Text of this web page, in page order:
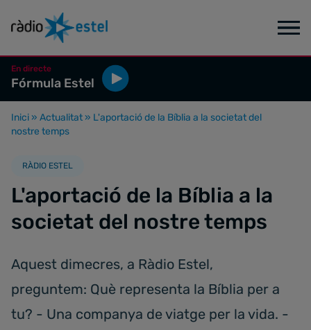
En directe
Fórmula Estel
Inici » Actualitat » L'aportació de la Bíblia a la societat del
nostre temps
RÀDIO ESTEL
L'aportació de la Bíblia a la
societat del nostre temps
Aquest dimecres, a Ràdio Estel,
preguntem: Què representa la Bíblia per a
tu? - Una companya de viatge per la vida. -